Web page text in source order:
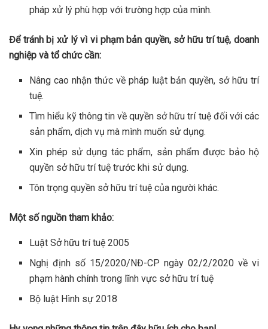
pháp xử lý phù hợp với trường hợp của mình.
Để tránh bị xử lý vì vi phạm bản quyền, sở hữu trí tuệ, doanh
nghiệp và tổ chức cần:
Nâng cao nhận thức về pháp luật bản quyền, sở hữu trí
tuệ.
Tìm hiểu kỹ thông tin về quyền sở hữu trí tuệ đối với các
sản phẩm, dịch vụ mà mình muốn sử dụng.
Xin phép sử dụng tác phẩm, sản phẩm được bảo hộ
quyền sở hữu trí tuệ trước khi sử dụng.
Tôn trọng quyền sở hữu trí tuệ của người khác.
Một số nguồn tham khảo:
Luật Sở hữu trí tuệ 2005
Nghị định số 15/2020/NĐ-CP ngày 02/2/2020 về vi
phạm hành chính trong lĩnh vực sở hữu trí tuệ
Bộ luật Hình sự 2018